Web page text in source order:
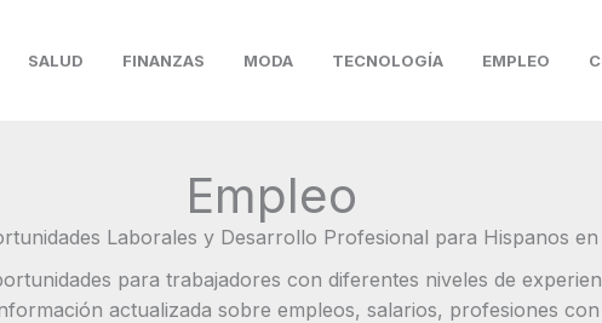
SALUD FINANZAS MODA TECNOLOGÍA EMPLEO
Empleo
Laborales y Desarrollo Profesional para Hispanos en
para trabajadores con diferentes niveles de
actualizada sobre empleos, salarios, profesiones